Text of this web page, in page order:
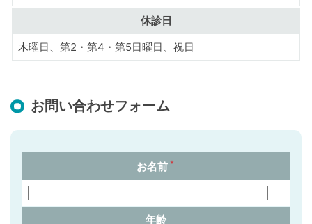
休診日
木曜日、第2・第4・第5日曜日、祝日
お問い合わせフォーム
お名前＊
年齢